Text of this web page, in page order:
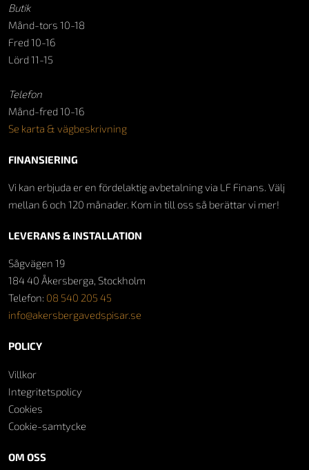
OM OSS
Butik
Månd-tors 10-18
Fred 10-16
Lörd 11-15
Telefon
Månd-fred 10-16
Se karta & vägbeskrivning
FINANSIERING
Vi kan erbjuda er en fördelaktig avbetalning via LF Finans. Välj
mellan 6 och 120 månader. Kom in till oss så berättar vi mer!
LEVERANS & INSTALLATION
Sågvägen 19
184 40 Åkersberga, Stockholm
Telefon: 08 540 205 45
info@akersbergavedspisar.se
POLICY
Villkor
Integritetspolicy
Cookies
Cookie-samtycke